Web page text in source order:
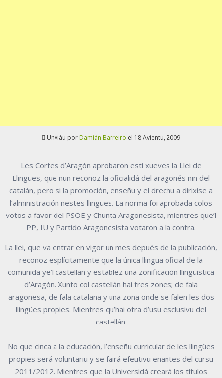
Unviáu por Damián Barreiro el 18 Avientu, 2009
Les Cortes d’Aragón aprobaron esti xueves la Llei de
Llingües, que nun reconoz la oficialidá del aragonés nin del
catalán, pero si la promoción, enseñu y el drechu a dirixise a
l’alministración nestes llingües. La norma foi aprobada colos
votos a favor del PSOE y Chunta Aragonesista, mientres que’l
PP, IU y Partido Aragonesista votaron a la contra.
La llei, que va entrar en vigor un mes depués de la publicación,
reconoz esplícitamente que la única llingua oficial de la
comunidá ye’l castellán y establez una zonificación llingüística
d’Aragón. Xunto col castellán hai tres zones; de fala
aragonesa, de fala catalana y una zona onde se falen les dos
llingües propies. Mientres qu’hai otra d’usu esclusivu del
castellán.
No que cinca a la educación, l’enseñu curricular de les llingües
propies será voluntariu y se fairá efeutivu enantes del cursu
2011/2012. Mientres que la Universidá creará los títulos